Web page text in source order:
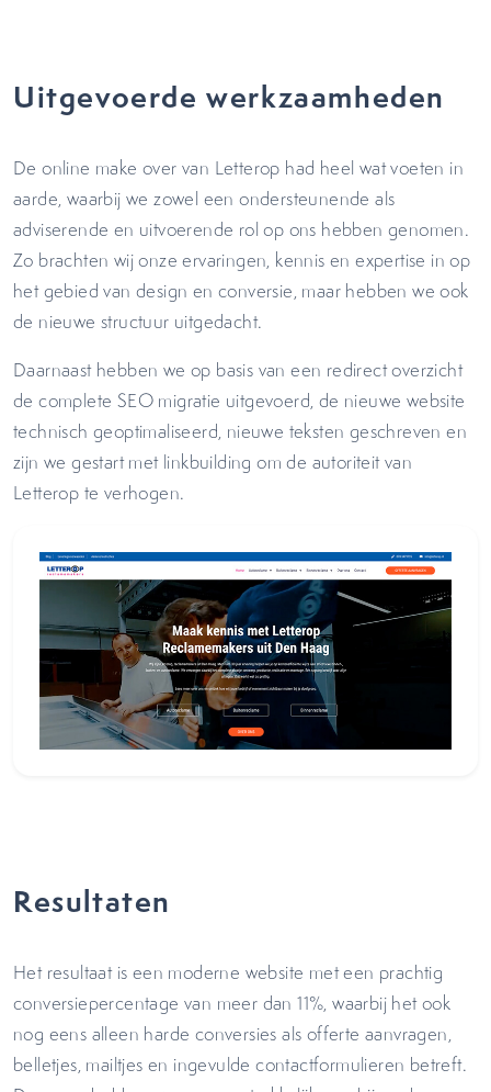
Uitgevoerde werkzaamheden
De online make over van Letterop had heel wat voeten in
aarde, waarbij we zowel een ondersteunende als
adviserende en uitvoerende rol op ons hebben genomen.
Zo brachten wij onze ervaringen, kennis en expertise in op
het gebied van design en conversie, maar hebben we ook
de nieuwe structuur uitgedacht.
Daarnaast hebben we op basis van een redirect overzicht
de complete SEO migratie uitgevoerd, de nieuwe website
technisch geoptimaliseerd, nieuwe teksten geschreven en
zijn we gestart met linkbuilding om de autoriteit van
Letterop te verhogen.
Resultaten
Het resultaat is een moderne website met een prachtig
conversiepercentage van meer dan 11%, waarbij het ook
nog eens alleen harde conversies als offerte aanvragen,
belletjes, mailtjes en ingevulde contactformulieren betreft.